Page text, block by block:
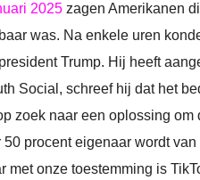
2025 zagen Amerikanen
was. Na enkele uren
Trump. Hij heeft
Social, schreef hij dat het
zoek naar een oplossing
procent eigenaar wordt
met onze toestemming is